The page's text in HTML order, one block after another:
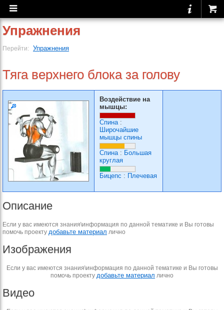
Упражнения
Перейти: Упражнения
Тяга верхнего блока за голову
Воздействие на
мышцы:
Спина:
Широчайшие
мышцы спины
Спина: Большая
круглая
Бицепс : Плечевая
Описание
Если у вас имеются знания\информация по данной тематике и Вы готовы
помочь проекту добавьте материал лично
Изображения
Если у вас имеются знания\информация по данной тематике и Вы готовы
помочь проекту добавьте материал лично
Видео